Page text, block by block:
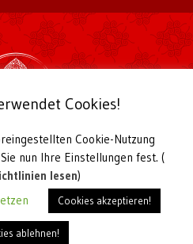
Deutschland e.V.
D-56729 Langenfeld
office@karmakagyu.de
Koblenz VR 20991
Cookies!
Cookie-Nutzung
nun Ihre Einstellungen fest. (
lesen)
Cookies akzeptieren!
ablehnen!